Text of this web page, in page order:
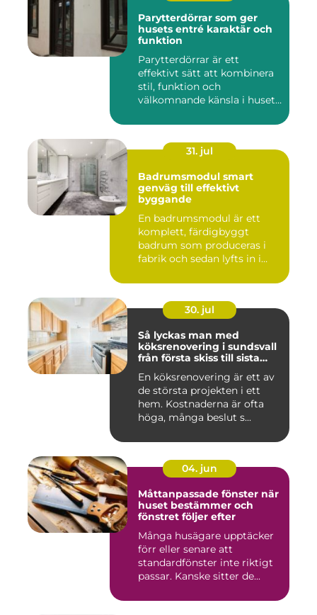
Parytterdörrar som ger
husets entré karaktär och
funktion
Parytterdörrar är ett
effektivt sätt att kombinera
stil, funktion och
välkomnande känsla i husets
31. jul
Badrumsmodul smart
genväg till effektivt
byggande
En badrumsmodul är ett
komplett, färdigbyggt
badrum som produceras i
fabrik och sedan lyfts in i
30. jul
Så lyckas man med
köksrenovering i sundsvall
från första skiss till sista
En köksrenovering är ett av
de största projekten i ett
hem. Kostnaderna är ofta
höga, många beslut s...
04. jun
Måttanpassade fönster när
huset bestämmer och
fönstret följer efter
Många husägare upptäcker
förr eller senare att
standardfönster inte riktigt
passar. Kanske sitter de...